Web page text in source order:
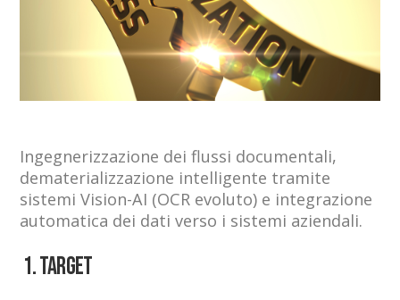
Ingegnerizzazione dei flussi documentali,
dematerializzazione intelligente tramite
sistemi Vision-AI (OCR evoluto) e integrazione
automatica dei dati verso i sistemi aziendali.
1. TARGET